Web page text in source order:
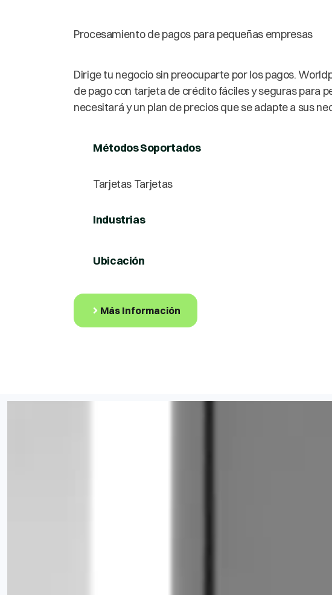
Procesamiento de pagos para pequeñas empresas
Dirige tu negocio sin preocuparte por los pagos.
de pago con tarjeta de crédito fáciles y seguras para
necesitará y un plan de precios que se adapte a sus
Métodos Soportados
Tarjetas Tarjetas
Industrias
Ubicación
Más Información